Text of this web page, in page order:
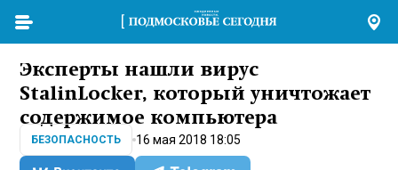
Эксперты нашли вирус
StalinLocker, который уничтожает
содержимое компьютера
БЕЗОПАСНОСТЬ 16 мая 2018 18:05